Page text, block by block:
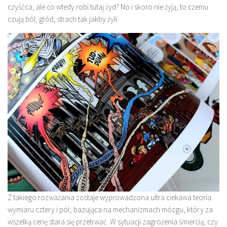
czyśćca, ale co wtedy robi tutaj żyd? No i skoro nie żyją, to czemu
czują ból, głód, strach tak jakby żyli.
Z takiego rozważania zostaje wyprowadzona ultra ciekawa teoria
wymiaru cztery i pół, bazująca na mechanizmach mózgu, który za
wszelką cenę stara się przetrwać. W sytuacji zagrożenia śmiercią, czy